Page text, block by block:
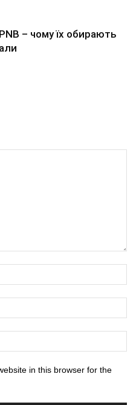
– чому їх обирають
in this browser for the